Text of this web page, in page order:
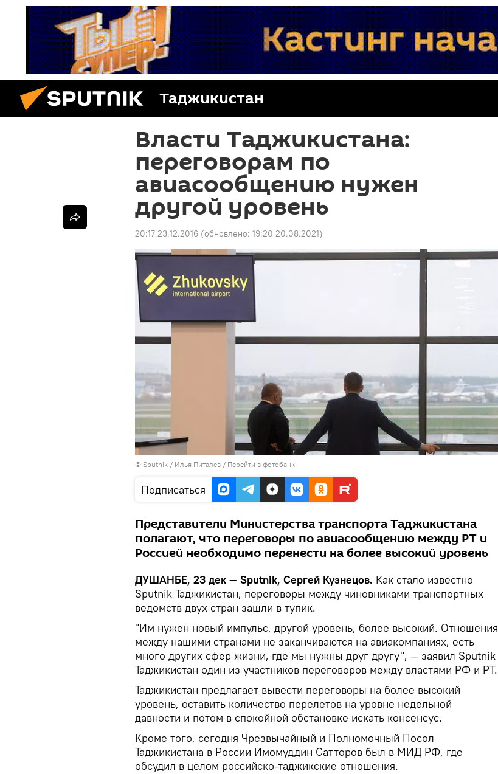
Таджикистан
Власти Таджикистана:
переговорам по
авиасообщению нужен
другой уровень
20:17 23.12.2016 (обновлено: 19:20 20.08.2021)
© Sputnik / Илья Питалев / Перейти в фотобанк
Подписаться
Представители Министерства транспорта Таджикистана
полагают, что переговоры по авиасообщению между РТ и
Россией необходимо перенести на более высокий уровень
ДУШАНБЕ, 23 дек — Sputnik, Сергей Кузнецов. Как стало известно
Sputnik Таджикистан, переговоры между чиновниками транспортных
ведомств двух стран зашли в тупик.
"Им нужен новый импульс, другой уровень, более высокий. Отношения
между нашими странами не заканчиваются на авиакомпаниях, есть
много других сфер жизни, где мы нужны друг другу", — заявил Sputnik
Таджикистан один из участников переговоров между властями РФ и РТ.
Таджикистан предлагает вывести переговоры на более высокий
уровень, оставить количество перелетов на уровне недельной
давности и потом в спокойной обстановке искать консенсус.
Кроме того, сегодня Чрезвычайный и Полномочный Посол
Таджикистана в России Имомуддин Сатторов был в МИД РФ, где
обсудил в целом российско-таджикские отношения.